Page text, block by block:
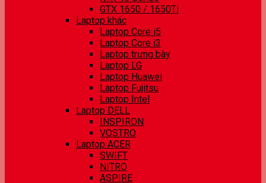
GTX 1650 / 1650Ti
Laptop khác
Laptop Core i5
Laptop Core i3
Laptop trưng bày
Laptop LG
Laptop Huawei
Laptop Fujitsu
Laptop Intel
Laptop DELL
INSPIRON
VOSTRO
Laptop ACER
SWIFT
NITRO
ASPIRE